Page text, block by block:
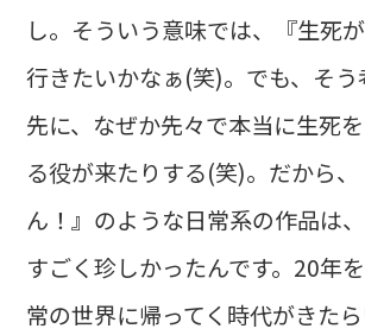
し。そういう意味では、『生死
行きたいかなぁ(笑)。でも、そ
先に、なぜか先々で本当に生死
る役が来たりする(笑)。だから
ん！』のような日常系の作品は
すごく珍しかったんです。20年
常の世界に帰ってく時代がきた